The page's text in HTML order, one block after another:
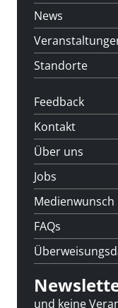
News
Standorte
Feedback
Kontakt
Über uns
Jobs
Medienwunsch
FAQs
und keine